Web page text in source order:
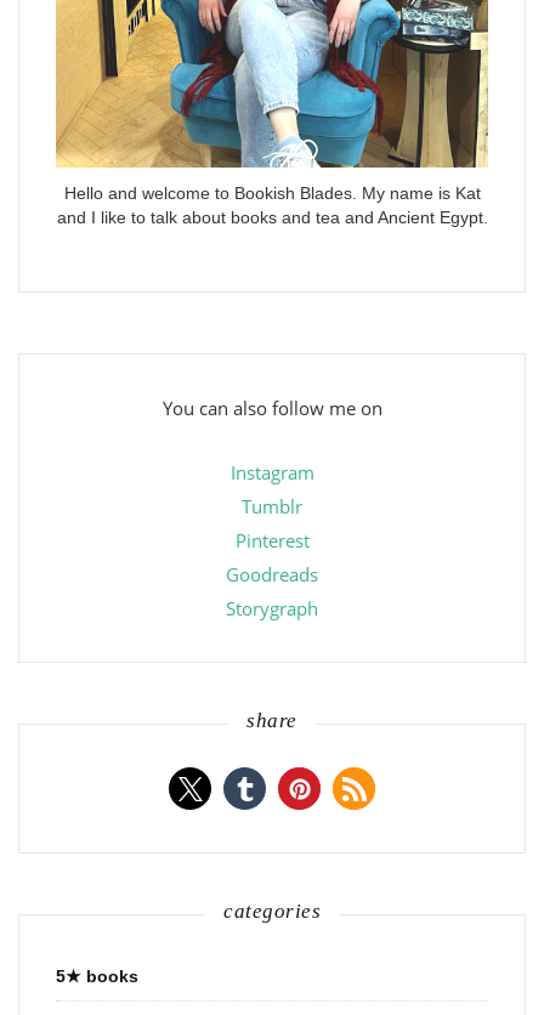
Hello and welcome to Bookish Blades. My name is Kat
and I like to talk about books and tea and Ancient Egypt.
You can also follow me on
Instagram
Tumblr
Pinterest
Goodreads
Storygraph
share
categories
5★ books